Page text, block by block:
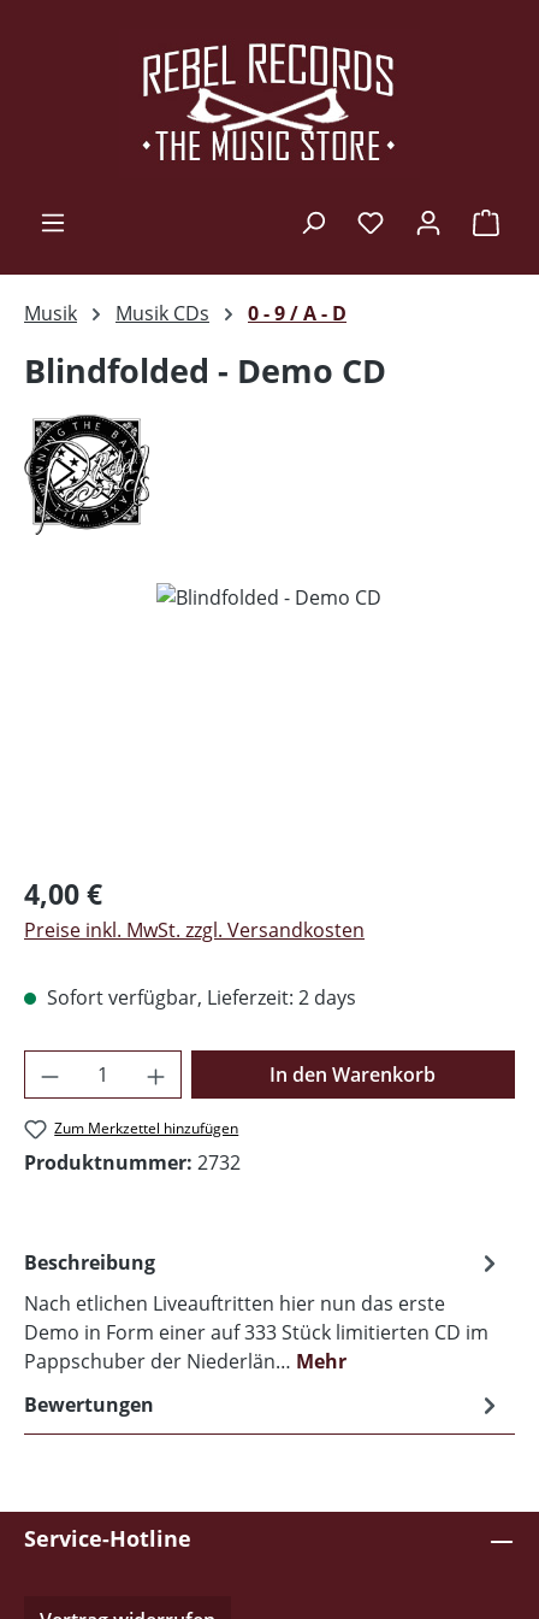
Musik Musik CDs 0 - 9 / A - D
Blindfolded - Demo CD
Bildergalerie überspringen
Regulärer Preis:
4,00 €
Preise inkl. MwSt. zzgl. Versandkosten
Sofort verfügbar, Lieferzeit: 2 days
Produkt Anzahl: Gib den gewünschten
In den Warenkorb
Zum Merkzettel hinzufügen
Produktnummer: 2732
Beschreibung
Nach etlichen Liveauftritten hier nun das erste
Demo in Form einer auf 333 Stück limitierten CD im
Pappschuber der Niederlän… Mehr
Bewertungen
Service-Hotline